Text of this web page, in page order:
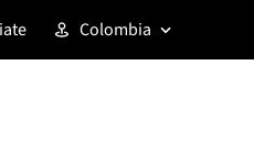
Colombia